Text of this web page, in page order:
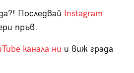
Последвай Instagram
пръв.
канала ни и виж града